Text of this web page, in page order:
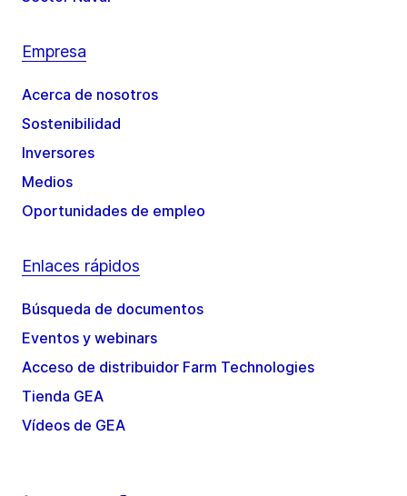
Empresa
Acerca de nosotros
Sostenibilidad
Inversores
Medios
Oportunidades de empleo
Enlaces rápidos
Búsqueda de documentos
Eventos y webinars
Acceso de distribuidor Farm Technologies
Tienda GEA
Vídeos de GEA